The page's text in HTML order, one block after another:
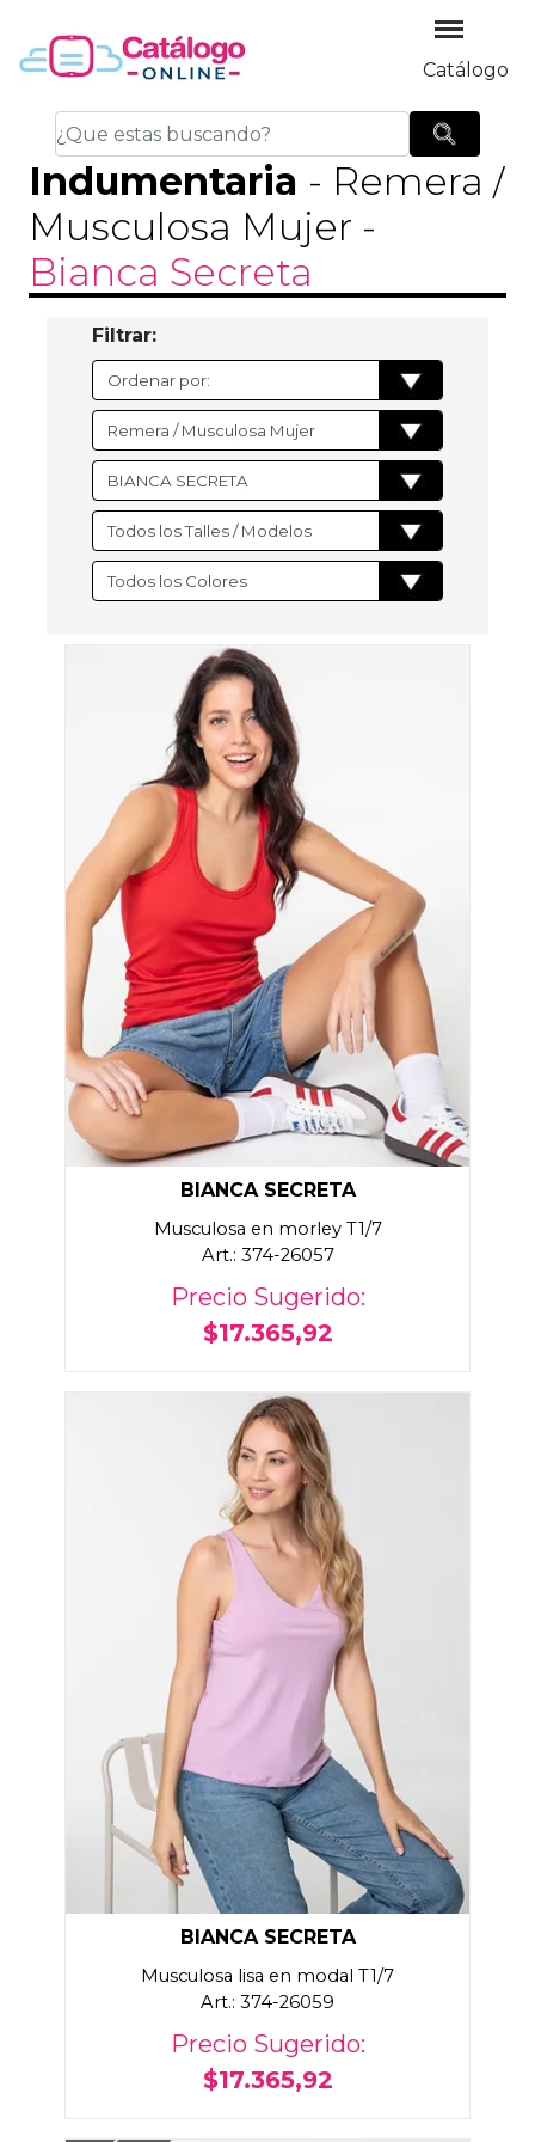
Catálogo
Indumentaria - Remera /
Musculosa Mujer -
Bianca Secreta
Filtrar:
BIANCA SECRETA
Musculosa en morley T1/7
Art.: 374-26057
Precio Sugerido:
$17.365,92
BIANCA SECRETA
Musculosa lisa en modal T1/7
Art.: 374-26059
Precio Sugerido:
$17.365,92